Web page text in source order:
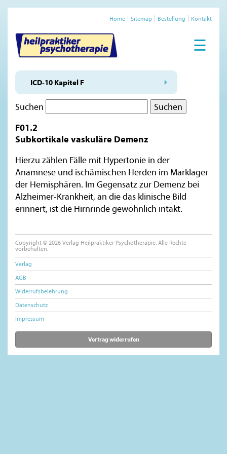
Home Sitemap Bestellung Kontakt
☰
ICD-10 Kapitel F
Suchen
F01.2
Subkortikale vaskuläre Demenz
Hierzu zählen Fälle mit Hypertonie in der
Anamnese und ischämischen Herden im Marklager
der Hemisphären. Im Gegensatz zur Demenz bei
Alzheimer-Krankheit, an die das klinische Bild
erinnert, ist die Hirnrinde gewöhnlich intakt.
Copyright © 2026 Verlag Heilpraktiker Psychotherapie. Alle Rechte
vorbehalten.
Verlag
AGB
Widerrufsbelehrung
Datenschutz
Impressum
Vertrag widerrufen